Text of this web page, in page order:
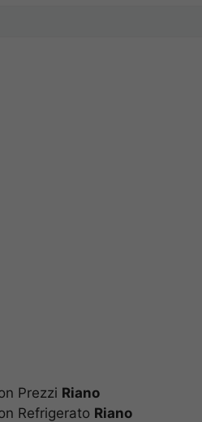
PrezziRiano
RefrigeratoRiano